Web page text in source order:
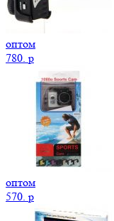
оптом
780. p
оптом
570. p